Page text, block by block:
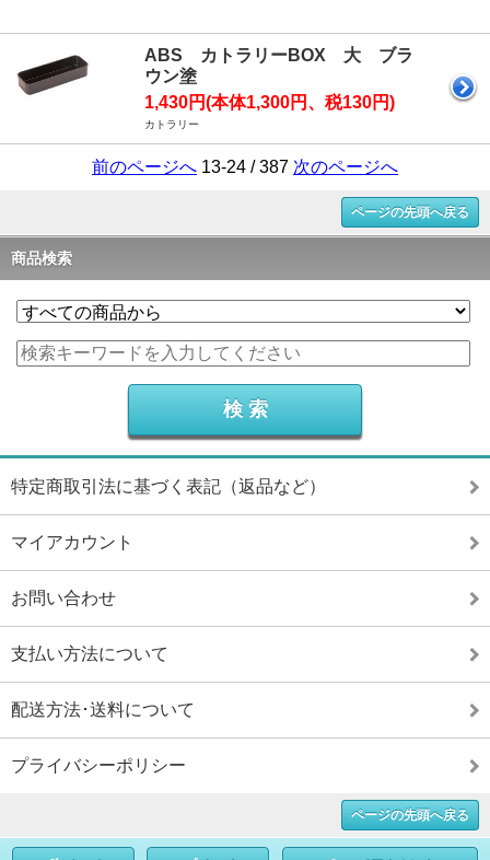
ABS カトラリーBOX 大 ブラ
ウン塗
1,430円(本体1,300円、税130円)
カトラリー
前のページへ 13-24 / 387 次のページへ
ページの先頭へ戻る
商品検索
特定商取引法に基づく表記（返品など）
マイアカウント
お問い合わせ
支払い方法について
配送方法･送料について
プライバシーポリシー
ページの先頭へ戻る